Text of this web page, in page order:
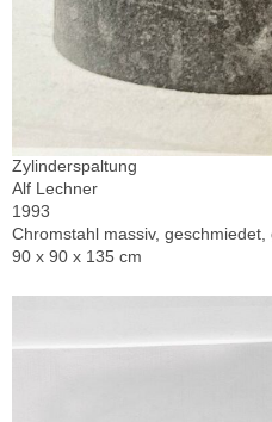
Zylinderspaltung
Alf Lechner
1993
Chromstahl massiv,
90 x 90 x 135 cm